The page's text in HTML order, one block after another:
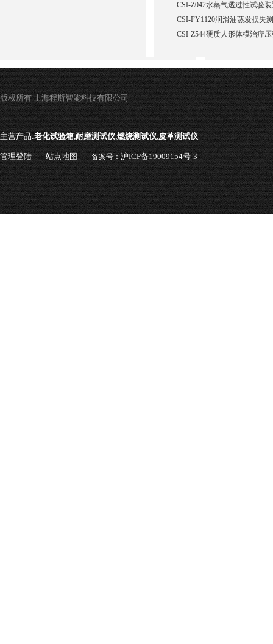
CSI-Z042水蒸气透过性试验
CSI-FY1120润滑油蒸发损失
CSI-Z544硬质人形体模治疗
版权所有 上海程斯智能科技有限公司
主营产品:老化试验箱,耐磨测试仪,燃烧测试仪,皮革测试仪
管理登陆 站点地图 备案号：沪ICP备19009154号-3